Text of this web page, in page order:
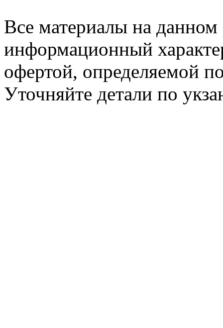
Все материалы на данном
информационный
офертой, определяемой
Уточняйте детали по